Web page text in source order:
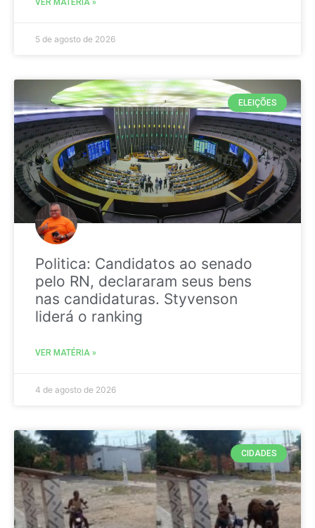
5 de agosto de 2026
ELEIÇÕES
Politica: Candidatos ao senado
pelo RN, declararam seus bens
nas candidaturas. Styvenson
liderá o ranking
VER MATÉRIA »
4 de agosto de 2026
CIDADES